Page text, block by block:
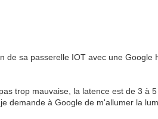
de sa passerelle IOT avec une
trop mauvaise, la latence est de 3
demande à Google de m'allumer la